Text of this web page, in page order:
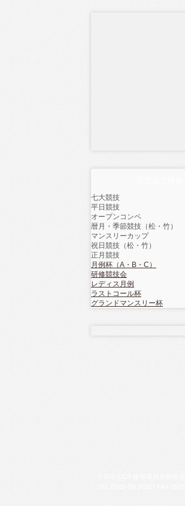
七大競技
平日競技
オープンコンペ
暦月・季節競技（松・竹）
マンスリーカップ
祝日競技（松・竹）
正月競技
月例杯（A・B・C）
研修競技会
レディス月例
ラストコール杯
グランドマンスリー杯